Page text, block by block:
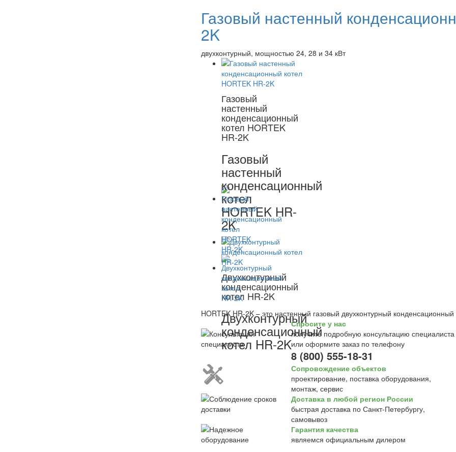
Газовый настенный
2K
двухконтурный, мощностью 24, 28 и 34 кВт
Газовый
настенный
конденсационный
котел HORTEK
HR-2K
Газовый
настенный
конденсационный
котел
HORTEK HR-
2K
Двухконтурный
конденсационный
котел HR-2K
Двухконтурный
конденсационный
котел HR-2K
HORTEK HR-2K – это настенный газовый двухконтурный конденсационный
Спросите у нас
получите подробную консультацию специалиста
или оформите заказ по телефону
8 (800) 555-18-31
Сопровождение объектов
проектирование, поставка оборудования,
монтаж, сервис
Доставка в любой регион России
быстрая доставка по Санкт-Петербургу,
самовывоз
Гарантия качества
являемся официальным дилером